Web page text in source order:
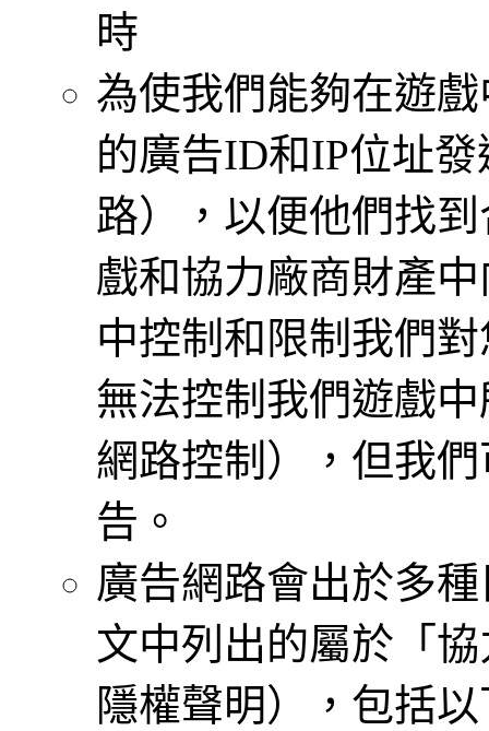
時
為使我們能夠在遊
的廣告ID和IP位址
路），以便他們找
戲和協力廠商財產
中控制和限制我們
無法控制我們遊戲
網路控制），但我
告。
廣告網路會出於多
文中列出的屬於「
隱權聲明），包括